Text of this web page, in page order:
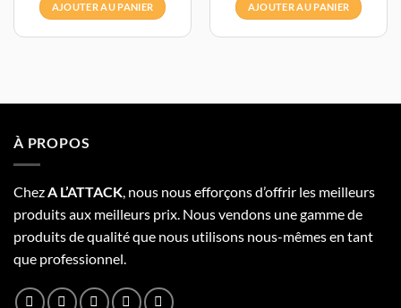
AJOUTER AU PANIER AJOUTER AU PANIER
À PROPOS
Chez A L’ATTACK , nous nous efforçons d’offrir les meilleurs
produits aux meilleurs prix. Nous vendons une gamme de
produits de qualité que nous utilisons nous-mêmes en tant
que professionnel.